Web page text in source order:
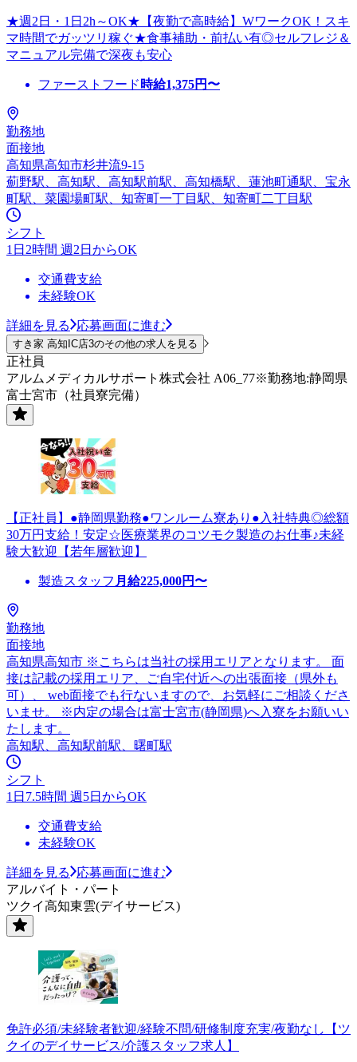
★週2日・1日2h～OK★【夜勤で高時給】WワークOK！スキ
マ時間でガッツリ稼ぐ★食事補助・前払い有◎セルフレジ＆
マニュアル完備で深夜も安心
ファーストフード 時給1,375円〜
勤務地
面接地
高知県高知市杉井流9-15
薊野駅、高知駅、高知駅前駅、高知橋駅、蓮池町通駅、宝永
町駅、菜園場町駅、知寄町一丁目駅、知寄町二丁目駅
シフト
1日2時間 週2日からOK
交通費支給
未経験OK
詳細を見る 応募画面に進む
すき家 高知IC店3のその他の求人を見る
正社員
アルムメディカルサポート株式会社 A06_77※勤務地:静岡県
富士宮市（社員寮完備）
【正社員】●静岡県勤務●ワンルーム寮あり●入社特典◎総額
30万円支給！安定☆医療業界のコツモク製造のお仕事♪未経
験大歓迎【若年層歓迎】
製造スタッフ 月給225,000円〜
勤務地
面接地
高知県高知市 ※こちらは当社の採用エリアとなります。 面
接は記載の採用エリア、ご自宅付近への出張面接（県外も
可）、 web面接でも行ないますので、お気軽にご相談くださ
いませ。 ※内定の場合は富士宮市(静岡県)へ入寮をお願いい
たします。
高知駅、高知駅前駅、曙町駅
シフト
1日7.5時間 週5日からOK
交通費支給
未経験OK
詳細を見る
応募画面に進む
アルバイト・パート
ツクイ高知東雲(デイサービス)
免許必須/未経験者歓迎/経験不問/研修制度充実/夜勤なし【ツ
クイのデイサービス/介護スタッフ求人】